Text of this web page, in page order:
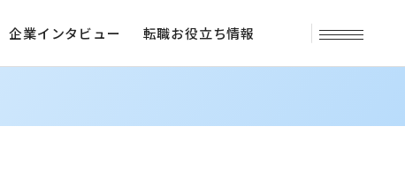
企業インタビュー 転職お役立ち情報